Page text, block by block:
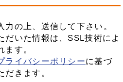
の上、送信して下さい。
だいた情報は、SSL技術によ
ます。
ライバシーポリシーに基づ
だきます。